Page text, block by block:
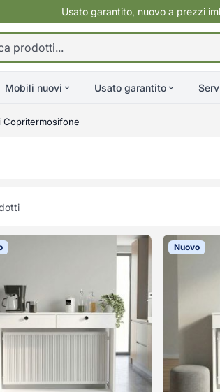
Usato garantito, nuovo a prezzi
Mobili nuovi Usato garantito
Copritermosifone
Nuovo